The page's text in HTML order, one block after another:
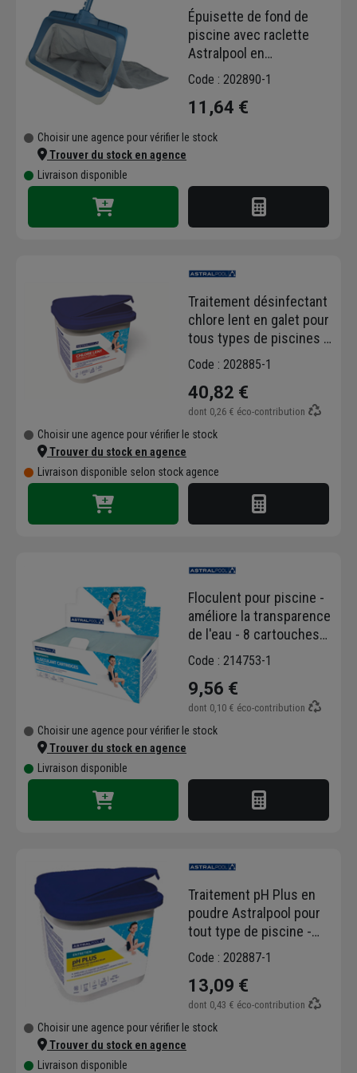
Épuisette de fond de
piscine avec raclette
Astralpool en
polypropylène - fixation
manche
Code : 202890-1
11,64 €
Choisir une agence pour vérifier le stock
Trouver du stock en agence
Livraison disponible
Traitement désinfectant
chlore lent en galet pour
tous types de piscines -
AstralPool - galets de
250g - seau de 5 kg
Code : 202885-1
40,82 €
dont 0,26 € éco-contribution
Choisir une agence pour vérifier le stock
Trouver du stock en agence
Livraison disponible selon stock agence
Floculent pour piscine -
améliore la transparence
de l'eau - 8 cartouches
de 125g - boîte de 1 kg
Code : 214753-1
9,56 €
dont 0,10 € éco-contribution
Choisir une agence pour vérifier le stock
Trouver du stock en agence
Livraison disponible
Traitement pH Plus en
poudre Astralpool pour
tout type de piscine -
seau de 5 kg
Code : 202887-1
13,09 €
dont 0,43 € éco-contribution
Choisir une agence pour vérifier le stock
Trouver du stock en agence
Livraison disponible